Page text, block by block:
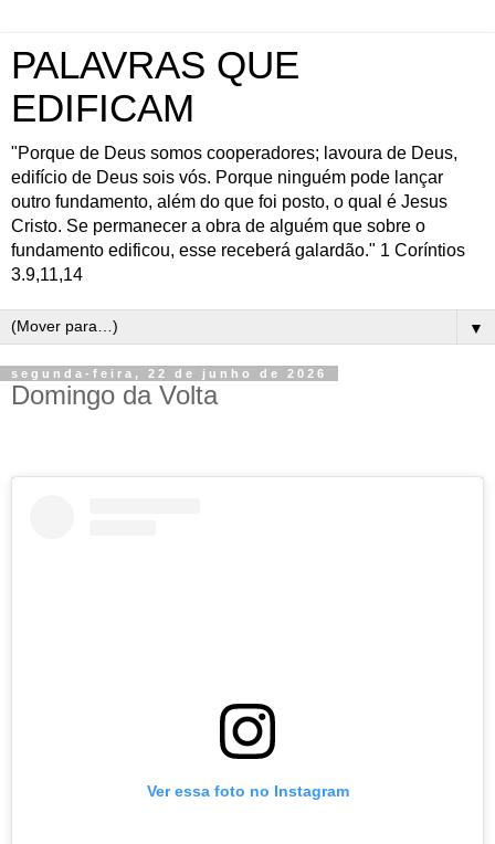
PALAVRAS QUE
EDIFICAM
"Porque de Deus somos cooperadores; lavoura de Deus,
edifício de Deus sois vós. Porque ninguém pode lançar
outro fundamento, além do que foi posto, o qual é Jesus
Cristo. Se permanecer a obra de alguém que sobre o
fundamento edificou, esse receberá galardão." 1 Coríntios
3.9,11,14
▼
segunda-feira, 22 de junho de 2026
Domingo da Volta
Ver essa foto no Instagram